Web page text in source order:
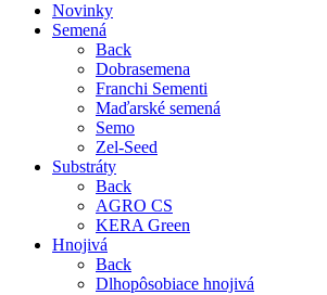
Novinky
Semená
Back
Dobrasemena
Franchi Sementi
Maďarské semená
Semo
Zel-Seed
Substráty
Back
AGRO CS
KERA Green
Hnojivá
Back
Dlhopôsobiace hnojivá